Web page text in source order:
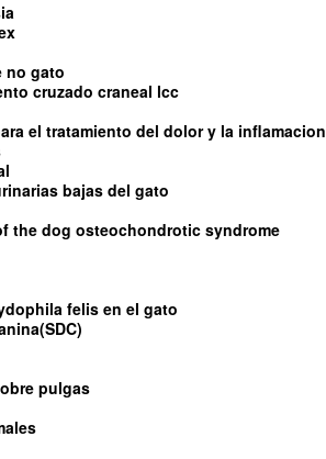
no gato
cruzado craneal lcc
el tratamiento del dolor y la inflamacion
bajas del gato
the dog osteochondrotic syndrome
felis en el gato
pulgas